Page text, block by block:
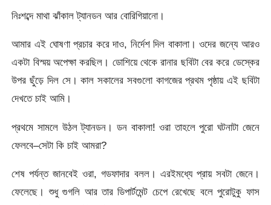
নিঃশব্দে মাথা ঝাঁকাল ট্যানডন আর বোরিগিয়ানো।
আমার এই ঘোষণা প্রচার করে দাও, নির্দেশ দিল বাকালা। ওদের জন্যে আরও
একটা বিস্ময় অপেক্ষা করছিল। ডোশিয়ে থেকে রানার ছবিটা বের করে ডেস্কের
উপর ছুঁড়ে দিল সে। কাল সকালের সবগুলো কাগজের প্রথম পৃষ্ঠায় এই ছবিটা
দেখতে চাই আমি।
প্রথমে সামলে উঠল ট্যানডন। ডন বাকালা! ওরা তাহলে পুরো ঘটনাটা জেনে
ফেলবে–সেটা কি চাই আমরা?
শেষ পর্যন্ত জানবেই ওরা, গডফাদার বলল। এরইমধ্যে প্রায় সবটা জেনে।
ফেলেছে। শুধু গুগলি আর তার ডিপার্টমেন্ট চেপে রেখেছে বলে পুরোটুকু ফাস